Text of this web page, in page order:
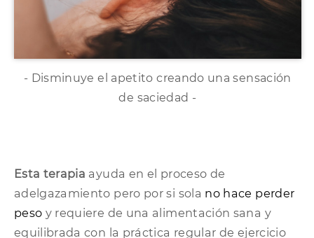
- Disminuye el apetito creando una sensación
de saciedad -
Esta terapia ayuda en el proceso de
adelgazamiento pero por si sola no hace perder
peso y requiere de una alimentación sana y
equilibrada con la práctica regular de ejercicio